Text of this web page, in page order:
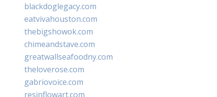
blackdoglegacy.com
eatvivahouston.com
thebigshowok.com
chimeandstave.com
greatwallseafoodny.com
theloverose.com
gabriovoice.com
resinflowart.com